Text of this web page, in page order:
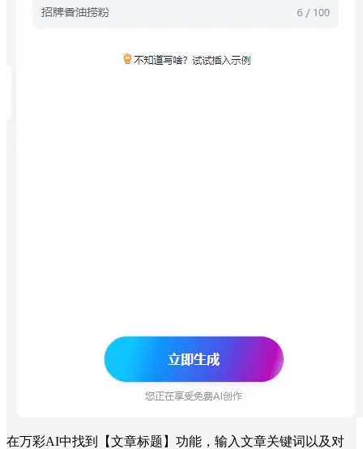
在万彩AI中找到【文章标题】功能，输入文章关键词以及对